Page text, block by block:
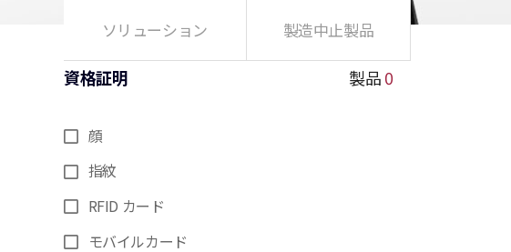
ソリューション 製造中止製品
資格証明
顔
指紋
RFID カード
モバイルカード
製品0